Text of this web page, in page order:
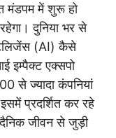
मंडपम में शुरू हो
दुनिया भर से
(AI) कैसे
इम्पैक्ट एक्सपो
से ज्यादा कंपनियां
प्रदर्शित कर रहे
जीवन से जुड़ी